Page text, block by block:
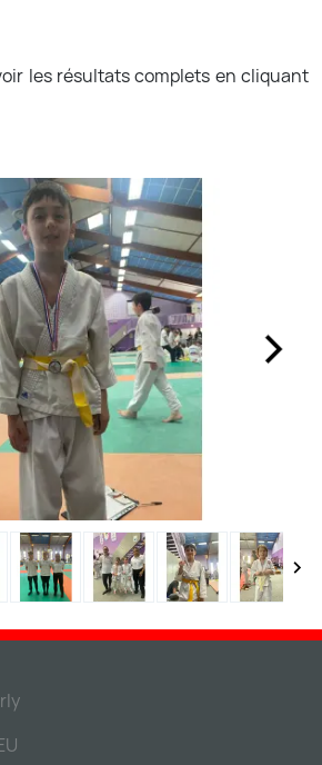
les résultats complets en cliquant